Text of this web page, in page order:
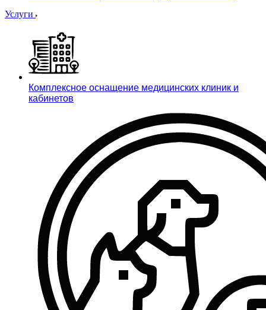
Услуги
Комплексное оснащение медицинских клиник и
кабинетов